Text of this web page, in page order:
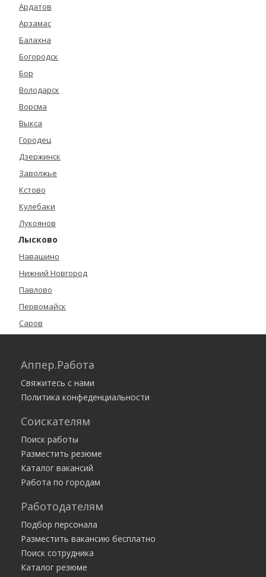
Ардатов
Арзамас
Балахна
Богородск
Бор
Володарск
Ворсма
Выкса
Городец
Дзержинск
Заволжье
Кстово
Кулебаки
Лукоянов
Лысково
Навашино
Нижний Новгород
Павлово
Первомайск
Саров
Чкаловск
Шахунья
Все города
Аппер.Работа
Свяжитесь с нами
Политика конфеденциальности
Соискателям
Поиск работы
Разместить резюме
Каталог вакансий
Работа по городам
Работодателям
Подбор персонала
Разместить вакансию бесплатно
Поиск сотрудника
Каталог резюме